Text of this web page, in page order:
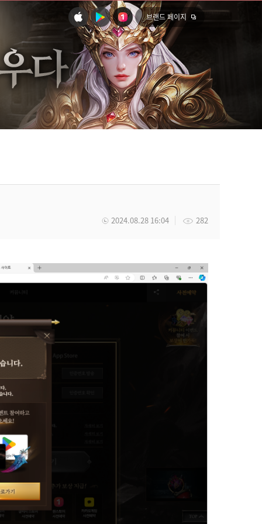
브랜드 페이지
282
2024.08.28 16:04